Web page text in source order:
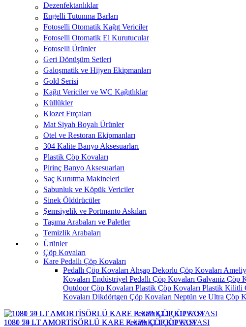
Dezenfektanlıklar
Engelli Tutunma Barları
Fotoselli Otomatik Kağıt Vericiler
Fotoselli Otomatik El Kurutucular
Fotoselli Ürünler
Geri Dönüşüm Setleri
Galoşmatik ve Hijyen Ekipmanları
Gold Serisi
Kağıt Vericiler ve WC Kağıtlıklar
Küllükler
Klozet Fırçaları
Mat Siyah Boyalı Ürünler
Otel ve Restoran Ekipmanları
304 Kalite Banyo Aksesuarları
Plastik Çöp Kovaları
Pirinç Banyo Aksesuarları
Saç Kurutma Makineleri
Sabunluk ve Köpük Vericiler
Sinek Öldürücüler
Şemsiyelik ve Portmanto Askıları
Taşıma Arabaları ve Paletler
Temizlik Arabaları
Ürünler
Çöp Kovaları
Kare Pedallı Çöp Kovaları
Pedallı Çöp Kovaları Ahşap Dekorlu Çöp Kovaları
Kovaları Endüstriyel Pedallı Çöp Kovaları Galvaniz Çöp
Outdoor Çöp Kovaları Plastik Çöp Kovaları Plastik Kilitli
Kovaları Dikdörtgen Çöp Kovaları Neptün ve Ultra Çöp
1080 79 LT AMORTİSÖRLÜ KARE Pedallı ÇÖP KOVASI
1081 54 LT AMORTİSÖRLÜ KARE KAPAKLI ÇÖP KOVASI